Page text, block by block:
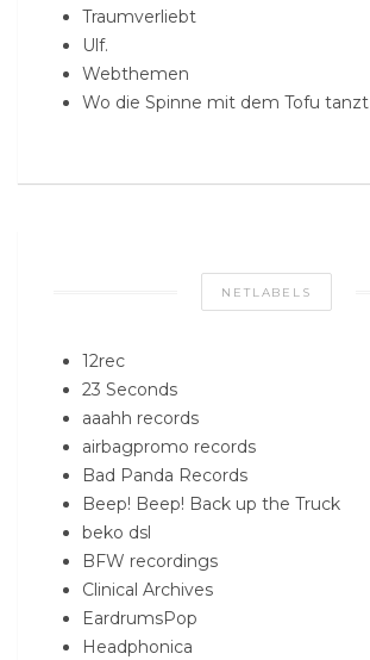
Traumverliebt
Ulf.
Webthemen
Wo die Spinne mit dem Tofu tanzt
NETLABELS
12rec
23 Seconds
aaahh records
airbagpromo records
Bad Panda Records
Beep! Beep! Back up the Truck
beko dsl
BFW recordings
Clinical Archives
EardrumsPop
Headphonica